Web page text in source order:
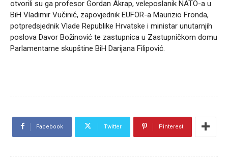
otvorili su ga profesor Gordan Akrap, veleposlanik NATO-a u
BiH Vladimir Vučinić, zapovjednik EUFOR-a Maurizio Fronda,
potpredsjednik Vlade Republike Hrvatske i ministar unutarnjih
poslova Davor Božinović te zastupnica u Zastupničkom domu
Parlamentarne skupštine BiH Darijana Filipović.
Facebook Twitter Pinterest